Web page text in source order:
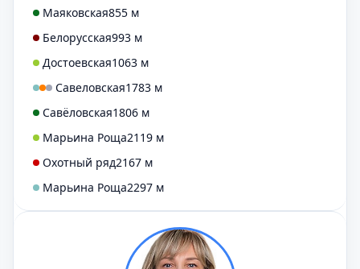
Маяковская855 м
Белорусская993 м
Достоевская1063 м
Савеловская1783 м
Савёловская1806 м
Марьина Роща2119 м
Охотный ряд2167 м
Марьина Роща2297 м